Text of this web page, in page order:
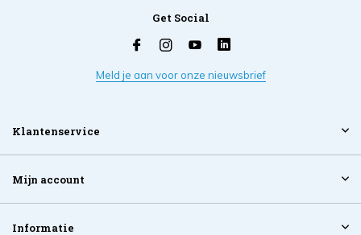
Get Social
Meld je aan voor onze nieuwsbrief
Klantenservice
Mijn account
Informatie